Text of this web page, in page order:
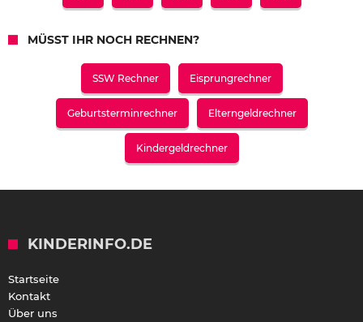
MÜSST IHR NOCH RECHNEN?
SSW Rechner Eisprungrechner
Geburtsterminrechner Elterngeldrechner
Kindergeldrechner
KINDERINFO.DE
Startseite
Kontakt
Über uns